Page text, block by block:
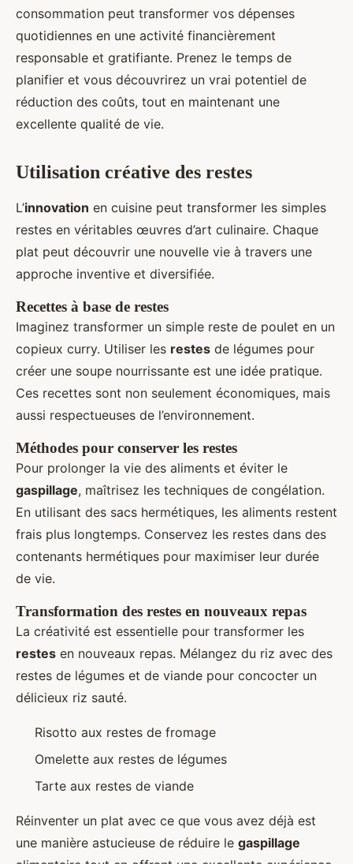
consommation peut transformer vos dépenses
quotidiennes en une activité financièrement
responsable et gratifiante. Prenez le temps de
planifier et vous découvrirez un vrai potentiel de
réduction des coûts, tout en maintenant une
excellente qualité de vie.
Utilisation créative des restes
L’innovation en cuisine peut transformer les simples
restes en véritables œuvres d’art culinaire. Chaque
plat peut découvrir une nouvelle vie à travers une
approche inventive et diversifiée.
Recettes à base de restes
Imaginez transformer un simple reste de poulet en un
copieux curry. Utiliser les restes de légumes pour
créer une soupe nourrissante est une idée pratique.
Ces recettes sont non seulement économiques, mais
aussi respectueuses de l’environnement.
Méthodes pour conserver les restes
Pour prolonger la vie des aliments et éviter le
gaspillage, maîtrisez les techniques de congélation.
En utilisant des sacs hermétiques, les aliments restent
frais plus longtemps. Conservez les restes dans des
contenants hermétiques pour maximiser leur durée
de vie.
Transformation des restes en nouveaux repas
La créativité est essentielle pour transformer les
restes en nouveaux repas. Mélangez du riz avec des
restes de légumes et de viande pour concocter un
délicieux riz sauté.
Risotto aux restes de fromage
Omelette aux restes de légumes
Tarte aux restes de viande
Réinventer un plat avec ce que vous avez déjà est
une manière astucieuse de réduire le gaspillage